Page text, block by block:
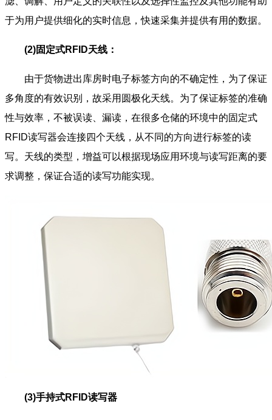
于为用户提供细化的实时信息，快速采集并提供有用的数据。
(2)固定式RFID天线：
由于货物进出库房时电子标签方向的不确定性，为了保证
多角度的有效识别，故采用圆极化天线。为了保证标签的准确
性与效率，不被误读、漏读，在很多仓储的环境中的固定式
RFID读写器会连接四个天线，从不同的方向进行标签的读
写。天线的类型，增益可以根据现场应用环境与读写距离的要
求调整，保证合适的读写功能实现。
(3)手持式RFID读写器